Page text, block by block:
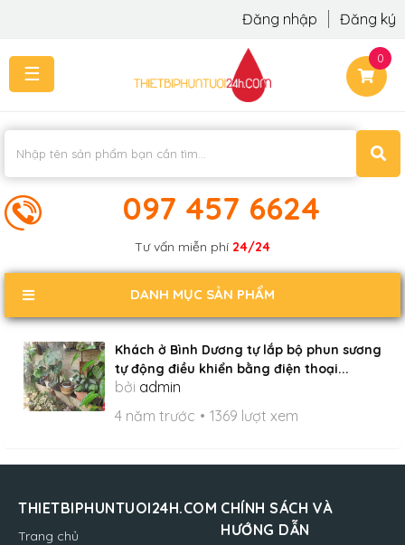
Đăng nhập Đăng ký
097 457 6624
Tư vấn miễn phí 24/24
DANH MỤC SẢN PHẨM
0
-
LẮP
HỒI
LIÊN
HỆ
☰
Khách ở Bình Dương tự lắp bộ phun sương
tự động điều khiển bằng điện thoại...
bởi admin
4 năm trước
1369 lượt xem
THIETBIPHUNTUOI24H.COM
Trang chủ
CHÍNH SÁCH VÀ
HƯỚNG DẪN